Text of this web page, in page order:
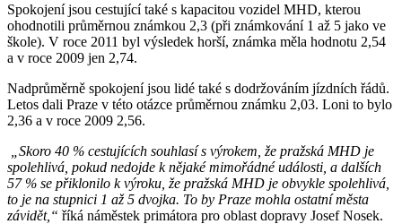
Spokojení jsou cestující také s kapacitou vozidel MHD, kterou
ohodnotili průměrnou známkou 2,3 (při známkování 1 až 5 jako ve
škole). V roce 2011 byl výsledek horší, známka měla hodnotu 2,54
a v roce 2009 jen 2,74.
Nadprůměrně spokojení jsou lidé také s dodržováním jízdních řádů.
Letos dali Praze v této otázce průměrnou známku 2,03. Loni to bylo
2,36 a v roce 2009 2,56.
„Skoro 40 % cestujících souhlasí s výrokem, že pražská MHD je
spolehlivá, pokud nedojde k nějaké mimořádné události, a dalších
57 % se přiklonilo k výroku, že pražská MHD je obvykle spolehlivá,
to je na stupnici 1 až 5 dvojka. To by Praze mohla ostatní města
závidět,“ říká náměstek primátora pro oblast dopravy Josef Nosek.